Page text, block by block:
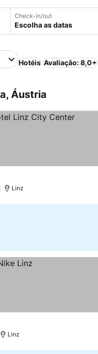
Check-in/out
Escolha as datas
Hotéis Avaliação: 8,0+
Áustria
Linz
Linz